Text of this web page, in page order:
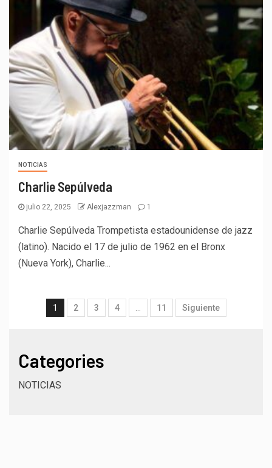
NOTICIAS
Charlie Sepúlveda
julio 22, 2025 Alexjazzman 1
Charlie Sepúlveda Trompetista estadounidense de jazz
(latino). Nacido el 17 de julio de 1962 en el Bronx
(Nueva York), Charlie...
1 2 3 4 … 11 Siguiente
Categories
NOTICIAS